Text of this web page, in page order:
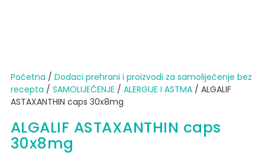
Početna / Dodaci prehrani i proizvodi za samoliječenje bez
recepta / SAMOLIJEČENJE / ALERGIJE I ASTMA/ ALGALIF
ASTAXANTHIN caps 30x8mg
ALGALIF ASTAXANTHIN caps
30x8mg